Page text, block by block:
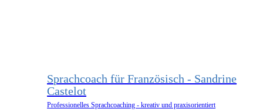
Sprachcoach für Französisch - Sandrine
Castelot
Professionelles Sprachcoaching - kreativ und praxisorientiert